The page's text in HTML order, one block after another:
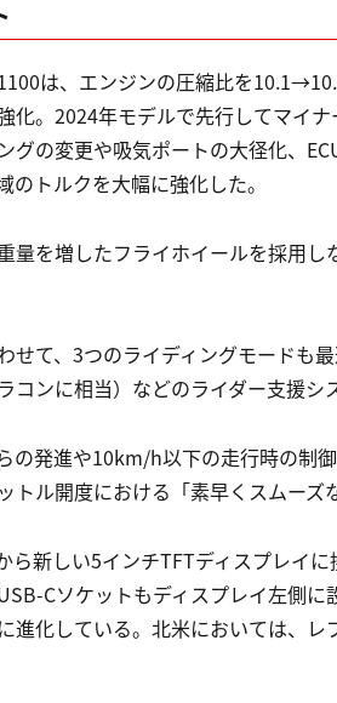
は、エンジンの圧縮比を
化。2024年モデルで先行してマイ
グの変更や吸気ポートの大径化、
トルクを大幅に強化した。
量を増したフライホイールを採用
せて、3つのライディングモードも
コンに相当）などのライダー支援シ
の発進や10km/h以下の走行時の制
トル開度における「素早くスムーズ
ら新しい5インチTFTディスプレイ
Cソケットもディスプレイ左側
進化している。北米においては、